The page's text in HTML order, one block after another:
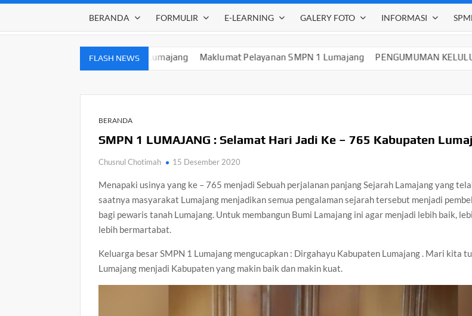
BERANDA FORMULIR E-LEARNING GALERY FOTO INFORMASI
FLASH NEWS
SMPN 1 Lumajang Maklumat Pelayanan SMPN 1 Lumajang PENGUMUMAN KELULUSAN KELAS IX SMP
BERANDA
SMPN 1 LUMAJANG : Selamat Hari Jadi Ke – 765 Kabupaten
Chusnul Chotimah 15 Desember 2020
Menapaki usinya yang ke – 765 menjadi Sebuah perjalanan panjang Sejarah Lamajang yang
saatnya masyarakat Lumajang menjadikan semua pengalaman sejarah tersebut menjadi
bagi pewaris tanah Lumajang. Untuk membangun Bumi Lamajang ini agar menjadi lebih baik,
lebih bermartabat.
Keluarga besar SMPN 1 Lumajang mengucapkan : Dirgahayu Kabupaten Lumajang . Mari kita
Lumajang menjadi Kabupaten yang makin baik dan makin kuat.